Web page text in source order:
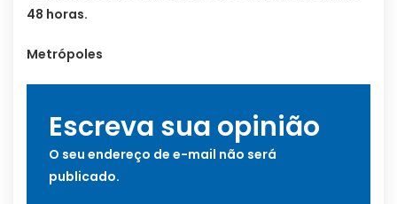
48 horas.
Metrópoles
Escreva sua opinião
O seu endereço de e-mail não será
publicado.